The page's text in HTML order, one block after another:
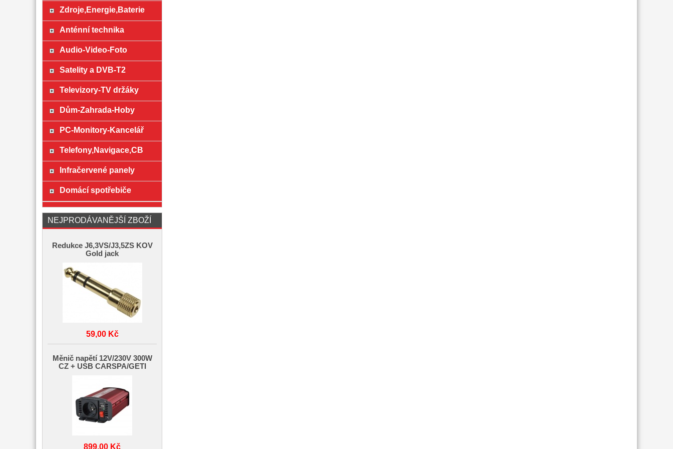
Zdroje,Energie,Baterie
Anténní technika
Audio-Video-Foto
Satelity a DVB-T2
Televizory-TV držáky
Dům-Zahrada-Hoby
PC-Monitory-Kancelář
Telefony,Navigace,CB
Infračervené panely
Domácí spotřebiče
NEJPRODÁVANĚJŠÍ ZBOŽÍ
Redukce J6,3VS/J3,5ZS KOV
Gold jack
59,00 Kč
Měnič napětí 12V/230V 300W
CZ + USB CARSPA/GETI
899,00 Kč